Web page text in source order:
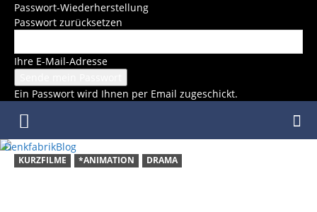
Passwort-Wiederherstellung
Passwort zurücksetzen
Ihre E-Mail-Adresse
Ein Passwort wird Ihnen per Email zugeschickt.
DenkfabrikBlog
KURZFILME *ANIMATION DRAMA